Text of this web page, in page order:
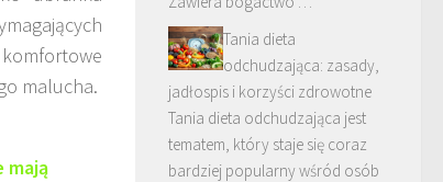
komfortowe
malucha.
mają
Tania dieta
odchudzająca: zasady,
jadłospis i korzyści zdrowotne
Tania dieta odchudzająca jest
tematem, który staje się coraz
bardziej popularny wśród osób